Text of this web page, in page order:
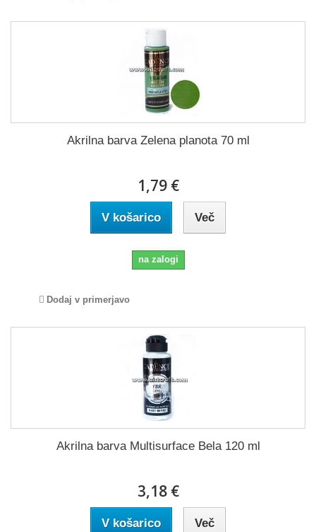
Akrilna barva Zelena planota 70 ml
1,79 €
V košarico Več
na zalogi
Dodaj v primerjavo
Akrilna barva Multisurface Bela 120 ml
3,18 €
V košarico Več